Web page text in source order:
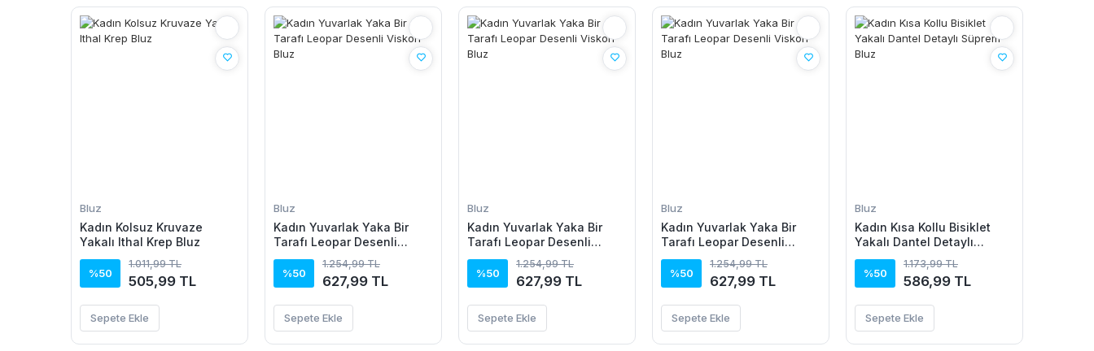
Bluz
Kadın Kolsuz Kruvaze
Yakalı Ithal Krep Bluz
%50
1.011,99 TL
505,99 TL
Sepete Ekle
Bluz
Kadın Yuvarlak Yaka Bir
Tarafı Leopar Desenli
Viskon Bluz
%50
1.254,99 TL
627,99 TL
Sepete Ekle
Bluz
Kadın Yuvarlak Yaka Bir
Tarafı Leopar Desenli
Viskon Bluz
%50
1.254,99 TL
627,99 TL
Sepete Ekle
Bluz
Kadın Yuvarlak Yaka Bir
Tarafı Leopar Desenli
Viskon Bluz
%50
1.254,99 TL
627,99 TL
Sepete Ekle
Bluz
Kadın Kısa Kollu Bisiklet
Yakalı Dantel Detaylı
Süprem Bluz
%50
1.173,99 TL
586,99 TL
Sepete Ekle